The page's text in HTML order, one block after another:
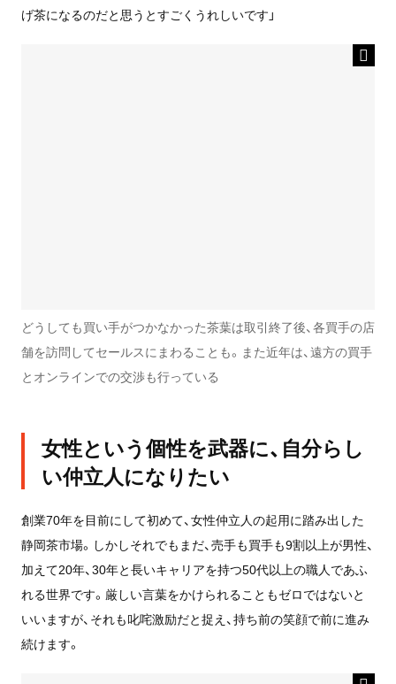
げ茶になるのだと思うとすごくうれしいです」
どうしても買い手がつかなかった茶葉は取引終了後、各買手の店
舗を訪問してセールスにまわることも。また近年は、遠方の買手
とオンラインでの交渉も行っている
女性という個性を武器に、自分らし
い仲立人になりたい
創業70年を目前にして初めて、女性仲立人の起用に踏み出した
静岡茶市場。しかしそれでもまだ、売手も買手も9割以上が男性、
加えて20年、30年と長いキャリアを持つ50代以上の職人であふ
れる世界です。厳しい言葉をかけられることもゼロではないと
いいますが、それも叱咤激励だと捉え、持ち前の笑顔で前に進み
続けます。